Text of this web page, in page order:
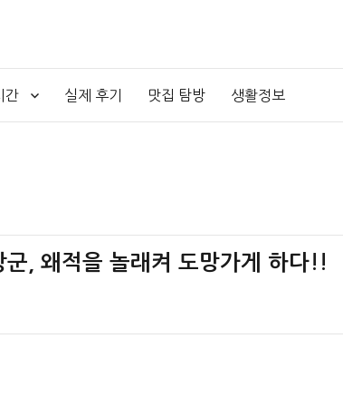
간 실제 후기 맛집 탐방 생활정보
, 왜적을 놀래켜 도망가게 하다!!